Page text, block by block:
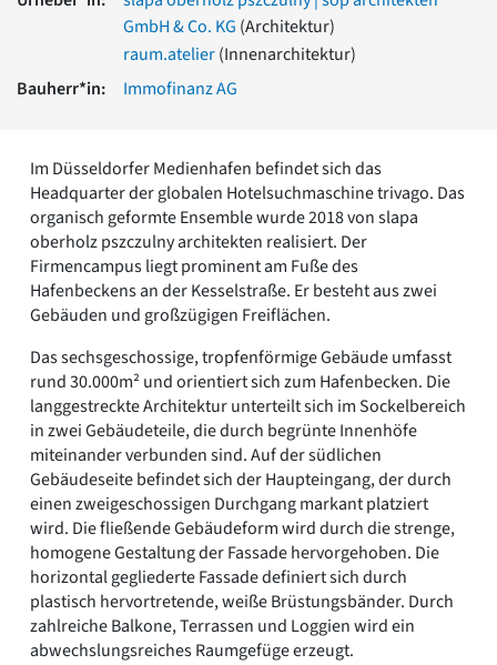
Römische Antike
Über uns
Fachbeirat
Freunde & Förderer
Kontakt
Impressum
Datenschutz
Suchbegriff eingeben
GmbH & Co. KG (Architektur)
raum.atelier(Innenarchitektur)
Bauherr*in:
Immofinanz AG
Im Düsseldorfer Medienhafen befindet sich das
Headquarter der globalen Hotelsuchmaschine trivago. Das
organisch geformte Ensemble wurde 2018 von slapa
oberholz pszczulny architekten realisiert. Der
Firmencampus liegt prominent am Fuße des
Hafenbeckens an der Kesselstraße. Er besteht aus zwei
Gebäuden und großzügigen Freiflächen.
Das sechsgeschossige, tropfenförmige Gebäude umfasst
rund 30.000m² und orientiert sich zum Hafenbecken. Die
langgestreckte Architektur unterteilt sich im Sockelbereich
in zwei Gebäudeteile, die durch begrünte Innenhöfe
miteinander verbunden sind. Auf der südlichen
Gebäudeseite befindet sich der Haupteingang, der durch
einen zweigeschossigen Durchgang markant platziert
wird. Die fließende Gebäudeform wird durch die strenge,
homogene Gestaltung der Fassade hervorgehoben. Die
horizontal gegliederte Fassade definiert sich durch
plastisch hervortretende, weiße Brüstungsbänder. Durch
zahlreiche Balkone, Terrassen und Loggien wird ein
abwechslungsreiches Raumgefüge erzeugt.